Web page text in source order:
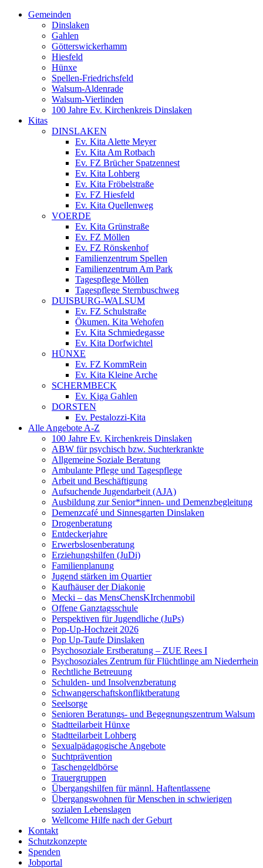
Gemeinden
Dinslaken
Gahlen
Götterswickerhamm
Hiesfeld
Hünxe
Spellen-Friedrichsfeld
Walsum-Aldenrade
Walsum-Vierlinden
100 Jahre Ev. Kirchenkreis Dinslaken
Kitas
DINSLAKEN
Ev. Kita Alette Meyer
Ev. Kita Am Rotbach
Ev. FZ Brücher Spatzennest
Ev. Kita Lohberg
Ev. Kita Fröbelstraße
Ev. FZ Hiesfeld
Ev. Kita Quellenweg
VOERDE
Ev. Kita Grünstraße
Ev. FZ Möllen
Ev. FZ Rönskenhof
Familienzentrum Spellen
Familienzentrum Am Park
Tagespflege Möllen
Tagespflege Sternbuschweg
DUISBURG-WALSUM
Ev. FZ Schulstraße
Ökumen. Kita Wehofen
Ev. Kita Schmiedegasse
Ev. Kita Dorfwichtel
HÜNXE
Ev. FZ KommRein
Ev. Kita Kleine Arche
SCHERMBECK
Ev. Kiga Gahlen
DORSTEN
Ev. Pestalozzi-Kita
Alle Angebote A-Z
100 Jahre Ev. Kirchenkreis Dinslaken
ABW für psychisch bzw. Suchterkrankte
Allgemeine Soziale Beratung
Ambulante Pflege und Tagespflege
Arbeit und Beschäftigung
Aufsuchende Jugendarbeit (AJA)
Ausbildung zur Senior*innen- und Demenzbegleitung
Demenzcafé und Sinnesgarten Dinslaken
Drogenberatung
Entdeckerjahre
Erwerbslosenberatung
Erziehungshilfen (JuDi)
Familienplanung
Jugend stärken im Quartier
Kaufhäuser der Diakonie
Mecki – das MensChensKIrchenmobil
Offene Ganztagsschule
Perspektiven für Jugendliche (JuPs)
Pop-Up-Hochzeit 2026
Pop Up-Taufe Dinslaken
Psychosoziale Erstberatung – ZUE Rees I
Psychosoziales Zentrum für Flüchtlinge am Niederrhein
Rechtliche Betreuung
Schulden- und Insolvenzberatung
Schwangerschaftskonfliktberatung
Seelsorge
Senioren Beratungs- und Begegnungszentrum Walsum
Stadtteilarbeit Hünxe
Stadtteilarbeit Lohberg
Sexualpädagogische Angebote
Suchtprävention
Taschengeldbörse
Trauergruppen
Übergangshilfen für männl. Haftentlassene
Übergangswohnen für Menschen in schwierigen
sozialen Lebenslagen
Wellcome Hilfe nach der Geburt
Kontakt
Schutzkonzepte
Spenden
Jobportal